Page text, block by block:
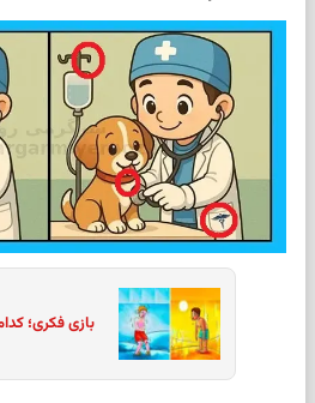
بازی فکری؛